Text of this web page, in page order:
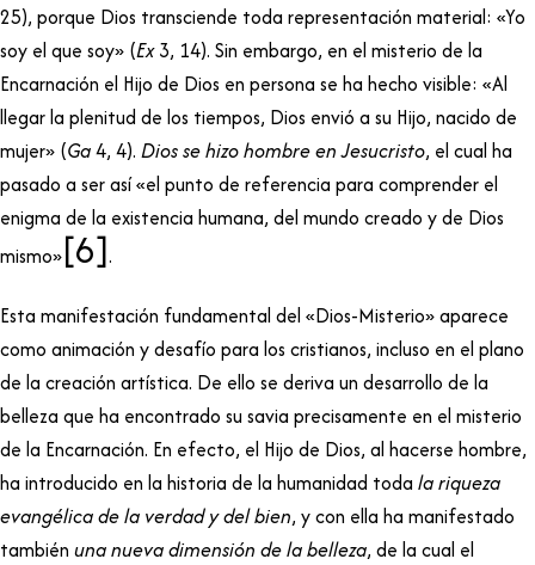
25), porque Dios transciende toda representación material: «Yo
soy el que soy» (Ex3, 14). Sin embargo, en el misterio de la
Encarnación el Hijo de Dios en persona se ha hecho visible: «Al
llegar la plenitud de los tiempos, Dios envió a su Hijo, nacido de
mujer» (Ga4, 4). Dios se hizo hombre en Jesucristo, el cual ha
pasado a ser así «el punto de referencia para comprender el
enigma de la existencia humana, del mundo creado y de Dios
mismo»[6].
Esta manifestación fundamental del «Dios-Misterio» aparece
como animación y desafío para los cristianos, incluso en el plano
de la creación artística. De ello se deriva un desarrollo de la
belleza que ha encontrado su savia precisamente en el misterio
de la Encarnación. En efecto, el Hijo de Dios, al hacerse hombre,
ha introducido en la historia de la humanidad toda la riqueza
evangélica de la verdad y del bien, y con ella ha manifestado
también una nueva dimensión de la belleza, de la cual el